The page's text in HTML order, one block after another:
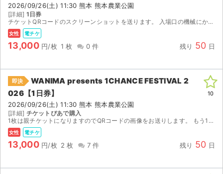
イベント
スポーツ
ご利用ガイド
ご利用ガイド
手数料・お支払い方法
AIに質問する
2026/09/26(土) 11:30 熊本 熊本農業公園
[詳細] 1日券
チケットQRコードのスクリーンショットを送ります。 入場口の機械にかざしての入場となります。 チケットブックのログイン情報の方が良ければそちらをお伝えします。 前方エリア抽選などがあれば、...
女性 電チケ
13,000 円/枚 1 枚 0 件 残り 50 日
即決
WANIMA presents 1CHANCE FESTIVAL 2
026【1日券】
2026/09/26(土) 11:30 熊本 熊本農業公園
[詳細] チケットぴあで購入
1枚は親チケットになりますのでQRコードの画像をお送りします。 もう1枚はメールで分配させていただきます。 公演中止以外（出演者変更、本人確認等）の返金はいたしかねますのでご了承ください。 公演...
女性 電チケ
13,000 円/枚 2 枚 7 件 残り 50 日
10